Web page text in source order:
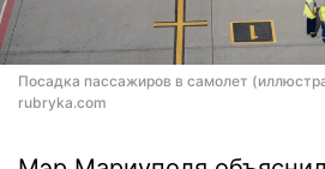
Посадка пассажиров в самолет
rubryka.com